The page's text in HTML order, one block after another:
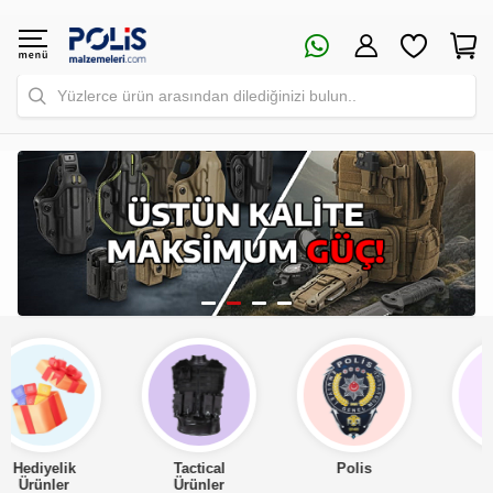
Yüzlerce ürün arasından dilediğinizi bulun..
Tactical
Ürünler
Polis